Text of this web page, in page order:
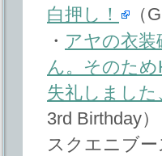
白押し！
（
・ アヤの衣
ん。そのた
失礼しました
3rd Birthday）
スクエニブ